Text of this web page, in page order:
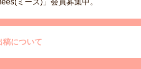
稿について